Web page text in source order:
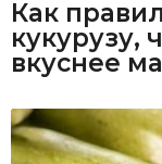
Как
кукурузу,
вкуснее